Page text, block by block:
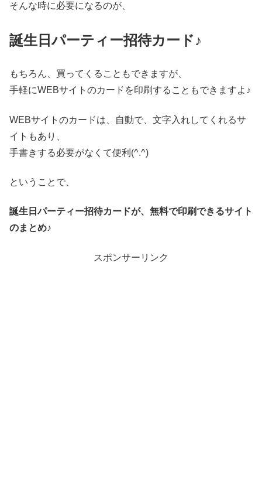
そんな時に必要になるのが、
誕生日パーティー招待カード♪
もちろん、買ってくることもできますが、
手軽にWEBサイトのカードを印刷することもできますよ♪
WEBサイトのカードは、自動で、文字入れしてくれるサ
イトもあり、
手書きする必要がなくて便利(^.^)
ということで、
誕生日パーティー招待カードが、無料で印刷できるサイト
のまとめ♪
スポンサーリンク